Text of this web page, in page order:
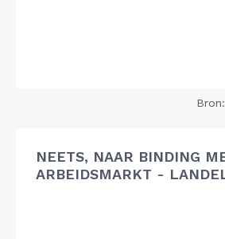
Bron:
NEETS, NAAR BINDING
ARBEIDSMARKT -